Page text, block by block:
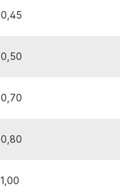
0,45
0,50
0,70
0,80
1,00